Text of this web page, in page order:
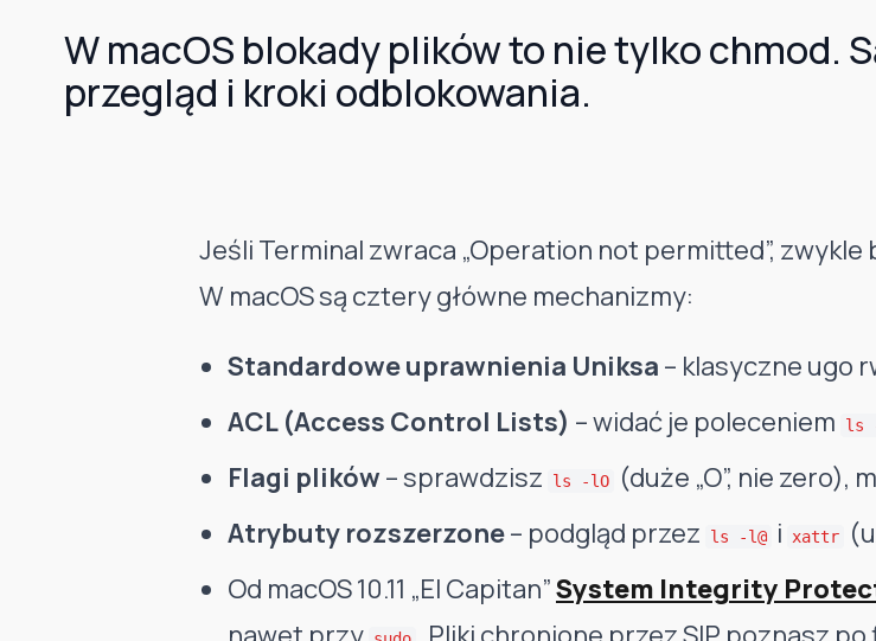
W macOS blokady plików to nie tylko chmod.
przegląd i kroki odblokowania.
Jeśli Terminal zwraca „Operation not permitted”,
W macOS są cztery główne mechanizmy:
Standardowe uprawnienia Uniksa – klasyczne ugo
ACL (Access Control Lists) – widać je poleceniem ls
Flagi plików – sprawdzisz ls -lO (duże „O”, nie zero),
Atrybuty rozszerzone– podgląd przez ls -l@ i xattr
Od macOS 10.11 „El Capitan”System Integrity